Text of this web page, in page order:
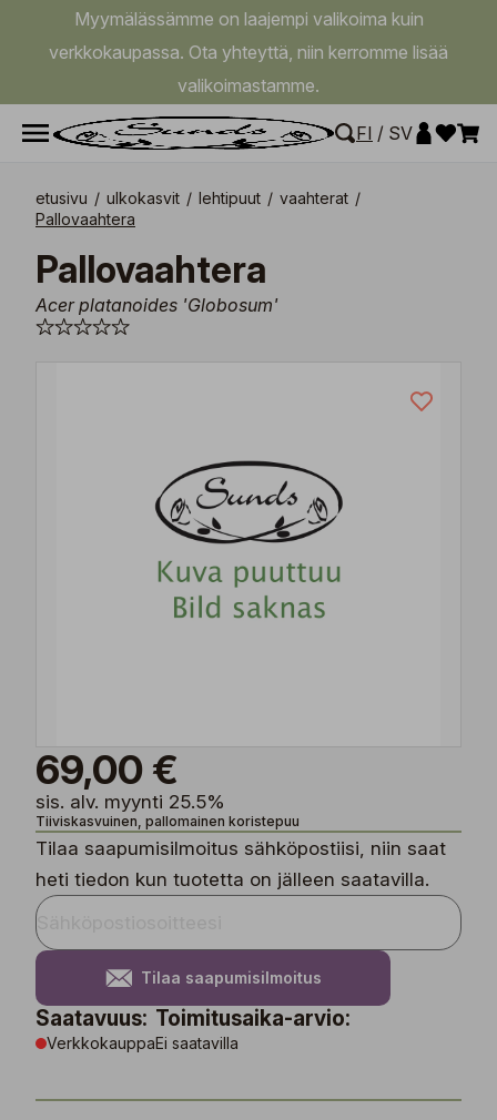
Myymälässämme on laajempi valikoima kuin
verkkokaupassa. Ota yhteyttä, niin kerromme lisää
valikoimastamme.
FI / SV
etusivu / ulkokasvit / lehtipuut / vaahterat /
Pallovaahtera
Pallovaahtera
Acer platanoides 'Globosum'
69,00 €
sis. alv. myynti 25.5%
Tiiviskasvuinen, pallomainen koristepuu
Tilaa saapumisilmoitus sähköpostiisi, niin saat
heti tiedon kun tuotetta on jälleen saatavilla.
Tilaa saapumisilmoitus
Saatavuus:
Verkkokauppa
Toimitusaika-arvio:
Ei saatavilla